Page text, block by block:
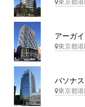
東京都港
アーガ
東京都港
パソナ
東京都港